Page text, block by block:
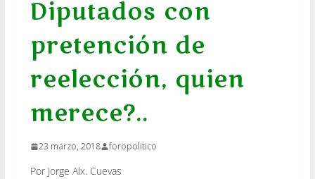
Diputados con
pretención de
reelección, quien
merece?..
23 marzo, 2018 foropolitico
Por Jorge Alx. Cuevas